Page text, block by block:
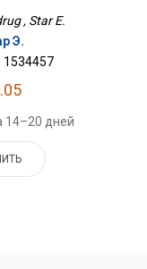
, Star E.
Э.
1534457
14–20 дней